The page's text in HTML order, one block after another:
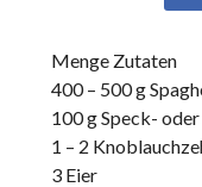
Menge Zutaten
400 – 500 g
100 g Speck-
1 – 2
3 Eier